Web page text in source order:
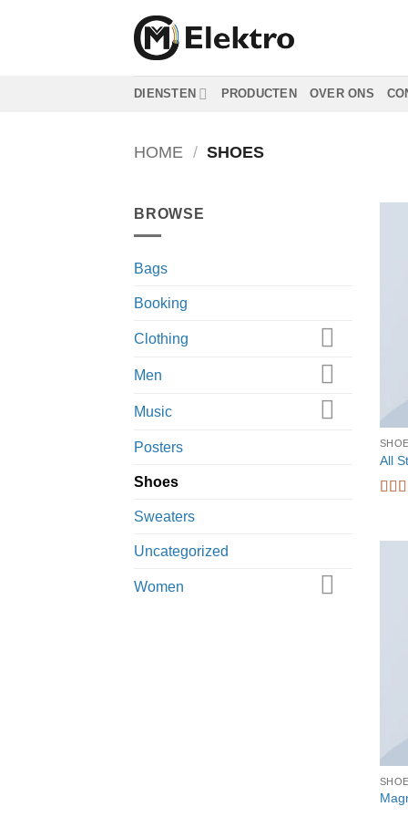
DIENSTEN PRODUCTEN OVER ONS
HOME / SHOES
BROWSE
Bags
Booking
Clothing
Men
Music
Posters
Shoes
Sweaters
Uncategorized
Women
All